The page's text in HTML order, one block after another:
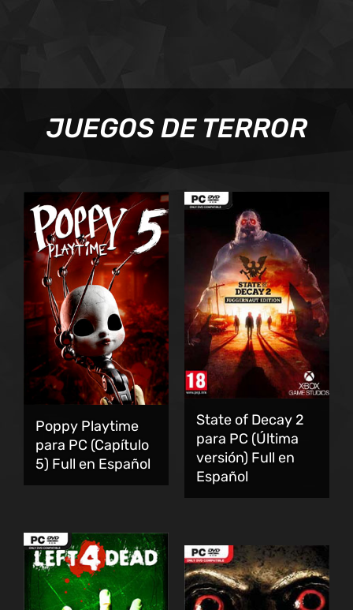
JUEGOS DE TERROR
Poppy Playtime
para PC (Capítulo
5) Full en Español
State of Decay 2
para PC (Última
versión) Full en
Español